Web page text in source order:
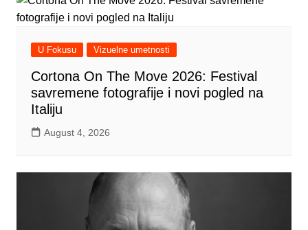
U Fokusu Vizuelne umetnosti
Cortona On The Move 2026: Festival
savremene fotografije i novi pogled na
Italiju
August 4, 2026